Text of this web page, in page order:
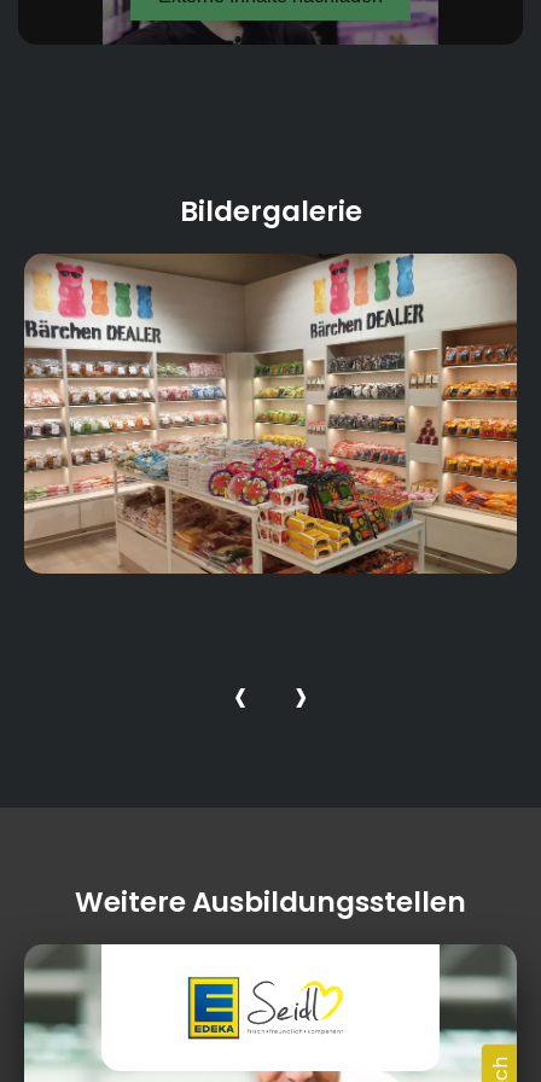
- MarktKüche
Bildergalerie
‹ ›
Weitere Ausbildungsstellen